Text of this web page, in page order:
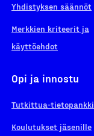
Yhdistyksen säännöt
Merkkien kriteerit ja
käyttöehdot
Opi ja innostu
Tutkittua-tietopankki
Koulutukset jäsenille